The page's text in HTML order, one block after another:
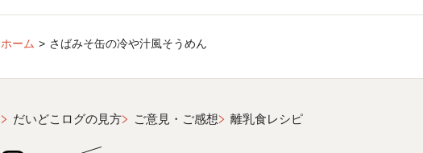
ホーム さばみそ缶の冷や汁風そうめん
だいどこログの見方 ご意見・ご感想 離乳食レシピ